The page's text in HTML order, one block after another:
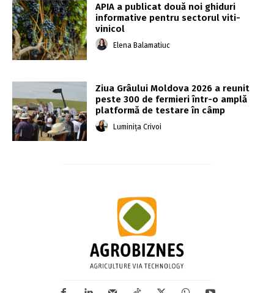
APIA a publicat două noi ghiduri
informative pentru sectorul viti-
vinicol
Elena Balamatiuc
Ziua Grâului Moldova 2026 a reunit
peste 300 de fermieri într-o amplă
platformă de testare în câmp
Luminița Crivoi